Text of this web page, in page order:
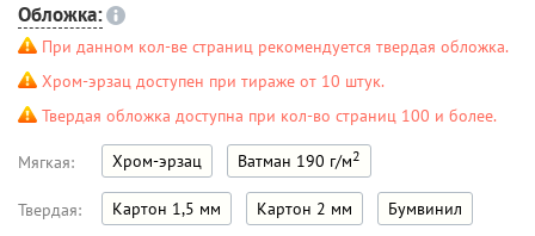
Обложка:
При данном кол-ве страниц рекомендуется твердая обложка.
Хром-эрзац доступен при тираже от 10 штук.
Твердая обложка доступна при кол-во страниц 100 и более.
Мягкая: Хром-эрзац Ватман 190 г/м2
Твердая: Картон 1,5 мм Картон 2 мм Бумвинил